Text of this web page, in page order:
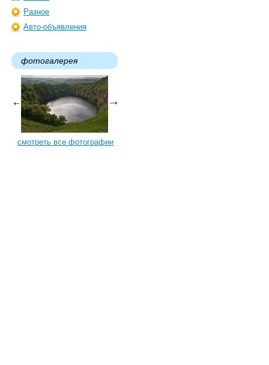
Разное
Авто-объявления
фотогалерея
смотреть все фотографии